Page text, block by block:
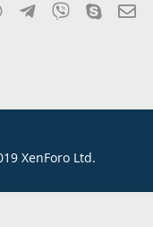
WhatsAppTelegram
Viber Skype
XenForo Ltd.